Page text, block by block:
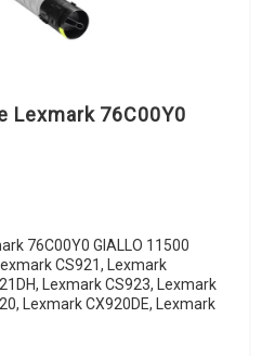
Lexmark 76C00Y0
76C00Y0 GIALLO 11500
CS921, Lexmark
Lexmark CS923, Lexmark
Lexmark CX920DE, Lexmark